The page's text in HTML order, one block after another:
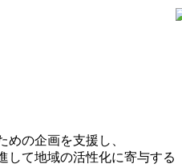
の企画を支援し、
して地域の活性化に寄与する